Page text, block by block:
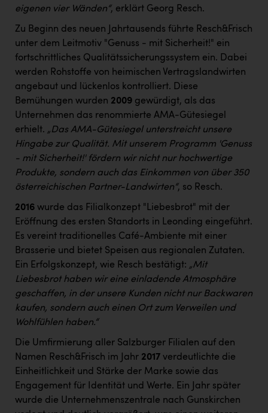
eigenen vier Wänden“, erklärt Georg Resch.
Zu Beginn des neuen Jahrtausends führte Resch&Frisch
unter dem Leitmotiv "Genuss - mit Sicherheit!" ein
fortschrittliches Qualitätssicherungssystem ein. Dabei
werden Rohstoffe von heimischen Vertragslandwirten
angebaut und lückenlos kontrolliert. Diese
Bemühungen wurden 2009 gewürdigt, als das
Unternehmen das renommierte AMA-Gütesiegel
erhielt. „Das AMA-Gütesiegel unterstreicht unsere
Hingabe zur Qualität. Mit unserem Programm 'Genuss
- mit Sicherheit!' fördern wir nicht nur hochwertige
Produkte, sondern auch das Einkommen von über 350
österreichischen Partner-Landwirten“, so Resch.
2016 wurde das Filialkonzept "Liebesbrot" mit der
Eröffnung des ersten Standorts in Leonding eingeführt.
Es vereint traditionelles Café-Ambiente mit einer
Brasserie und bietet Speisen aus regionalen Zutaten.
Ein Erfolgskonzept, wie Resch bestätigt: „Mit
Liebesbrot haben wir eine einladende Atmosphäre
geschaffen, in der unsere Kunden nicht nur Backwaren
kaufen, sondern auch einen Ort zum Verweilen und
Wohlfühlen haben.“
Die Umfirmierung aller Salzburger Filialen auf den
Namen Resch&Frisch im Jahr 2017 verdeutlichte die
Einheitlichkeit und Stärke der Marke sowie das
Engagement für Identität und Werte. Ein Jahr später
wurde die Unternehmenszentrale nach Gunskirchen